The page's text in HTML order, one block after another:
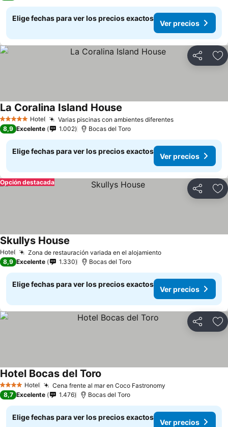
Elige fechas para ver los precios exactos
Ver precios
Compartir
5 Estrellas Hotel Varias piscinas con ambientes diferentes
La Coralina Island House
8,9 Excelente 1.002 Bocas del Toro
Elige fechas para ver los precios exactos
Ver precios
Compartir
Opción destacada
Hotel Zona de restauración variada en el alojamiento
Skullys House
8,9 Excelente 1.330 Bocas del Toro
Elige fechas para ver los precios exactos
Ver precios
Compartir
4 EstrellasHotel Cena frente al mar en Coco Fastronomy
Hotel Bocas del Toro
8,7 Excelente 1.476 Bocas del Toro
Elige fechas para ver los precios exactos
Ver precios